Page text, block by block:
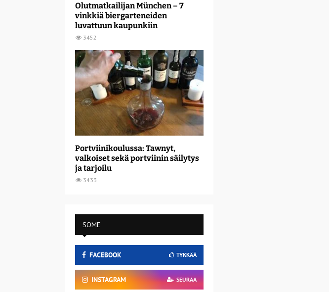
Olutmatkailijan München – 7
vinkkiä biergarteneiden
luvattuun kaupunkiin
3452
Portviinikoulussa: Tawnyt,
valkoiset sekä portviinin säilytys
ja tarjoilu
3433
SOME
FACEBOOK TYKKÄÄ
INSTAGRAM SEURAA